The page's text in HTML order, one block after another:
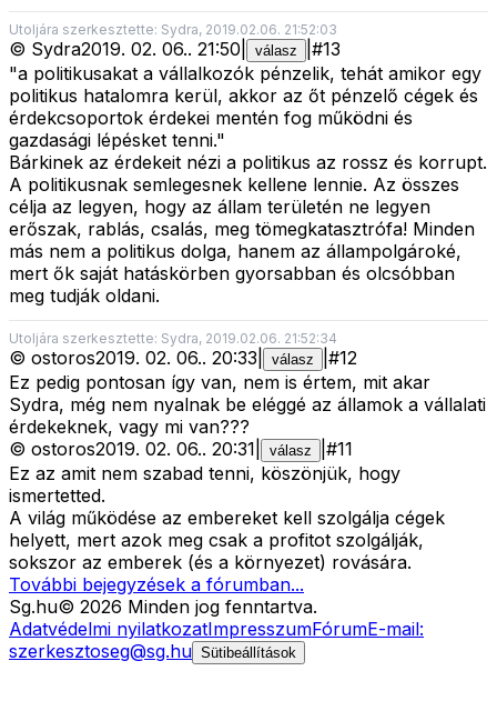
Utoljára szerkesztette: Sydra, 2019.02.06. 21:52:03
© Sydra2019. 02. 06.. 21:50 válasz #13
"a politikusakat a vállalkozók pénzelik, tehát amikor egy
politikus hatalomra kerül, akkor az őt pénzelő cégek és
érdekcsoportok érdekei mentén fog működni és
gazdasági lépésket tenni."
Bárkinek az érdekeit nézi a politikus az rossz és korrupt.
A politikusnak semlegesnek kellene lennie. Az összes
célja az legyen, hogy az állam területén ne legyen
erőszak, rablás, csalás, meg tömegkatasztrófa! Minden
más nem a politikus dolga, hanem az állampolgároké,
mert ők saját hatáskörben gyorsabban és olcsóbban
meg tudják oldani.
Utoljára szerkesztette: Sydra, 2019.02.06. 21:52:34
© ostoros2019. 02. 06.. 20:33 válasz #12
Ez pedig pontosan így van, nem is értem, mit akar
Sydra, még nem nyalnak be eléggé az államok a vállalati
érdekeknek, vagy mi van???
© ostoros2019. 02. 06.. 20:31 válasz #11
Ez az amit nem szabad tenni, köszönjük, hogy
ismertetted.
A világ működése az embereket kell szolgálja cégek
helyett, mert azok meg csak a profitot szolgálják,
sokszor az emberek (és a környezet) rovására.
További bejegyzések a fórumban...
Sg.hu© 2026 Minden jog fenntartva.
Adatvédelmi nyilatkozatImpresszumFórumE-mail:
szerkesztoseg@sg.hu Sütibeállítások